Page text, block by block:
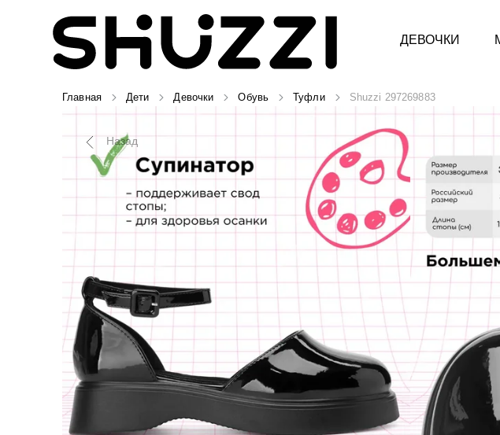
ДЕВОЧКИ
Главная Дети Девочки Обувь Туфли Shuzzi 297269883
Назад